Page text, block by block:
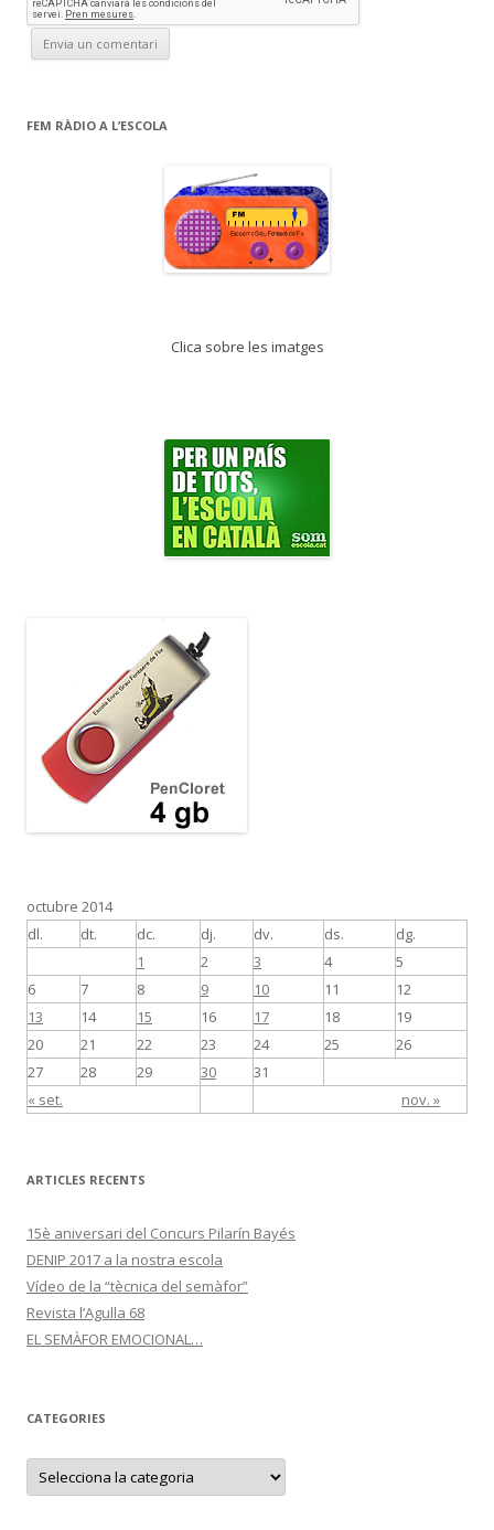
FEM RÀDIO A L’ESCOLA
Clica sobre les imatges
octubre 2014
dl.
dt. dc. dj. dv. ds. dg.
« set. nov. »
1 2 3 4
5
6
7 8 9 10 11
12
13
14 15 16 17 18
19
20
21 22 23 24 25
26
27
28 29 30 31
ARTICLES RECENTS
15è aniversari del Concurs Pilarín Bayés
DENIP 2017 a la nostra escola
Vídeo de la “tècnica del semàfor”
Revista l’Agulla 68
EL SEMÀFOR EMOCIONAL…
CATEGORIES
C
t